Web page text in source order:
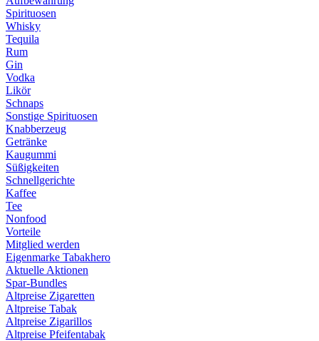
Spirituosen
Whisky
Tequila
Rum
Gin
Vodka
Likör
Schnaps
Sonstige Spirituosen
Knabberzeug
Getränke
Kaugummi
Süßigkeiten
Schnellgerichte
Kaffee
Tee
Nonfood
Vorteile
Mitglied werden
Eigenmarke Tabakhero
Aktuelle Aktionen
Spar-Bundles
Altpreise Zigaretten
Altpreise Tabak
Altpreise Zigarillos
Altpreise Pfeifentabak